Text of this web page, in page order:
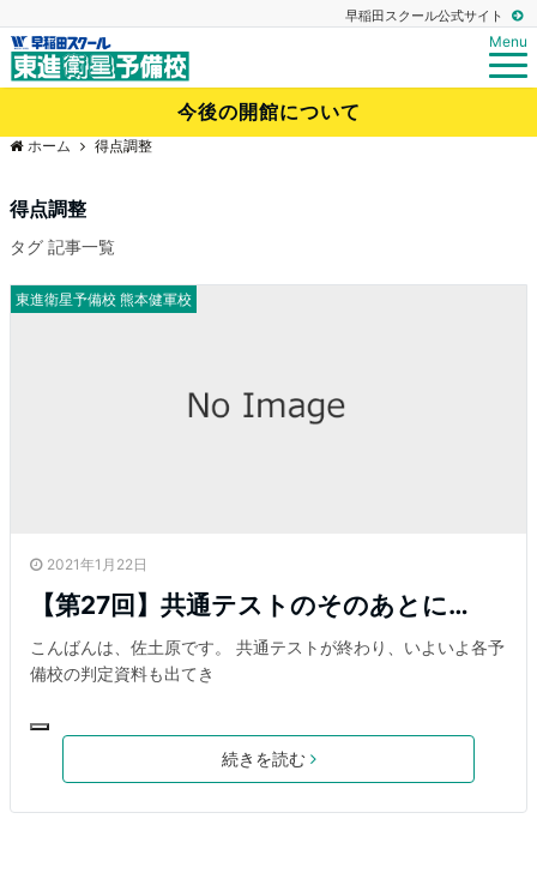
早稲田スクール公式サイト
Menu
今後の開館について
ホーム 得点調整
得点調整
タグ 記事一覧
東進衛星予備校 熊本健軍校
2021年1月22日
【第27回】共通テストのそのあとに…
こんばんは、佐土原です。 共通テストが終わり、いよいよ各予
備校の判定資料も出てき
続きを読む